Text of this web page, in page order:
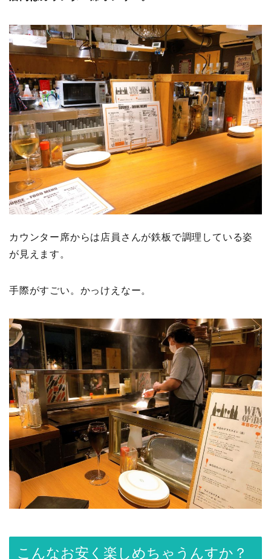
カウンター席からは店員さんが鉄板で調理している姿
が見えます。
手際がすごい。かっけえなー。
こんなお安く楽しめちゃうんすか？